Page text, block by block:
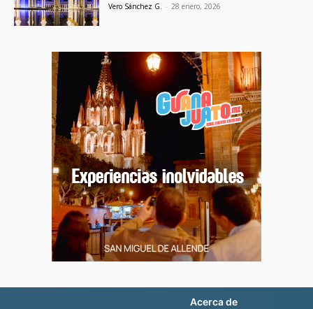
Vero Sánchez G. - 28 enero, 2026
Acerca de